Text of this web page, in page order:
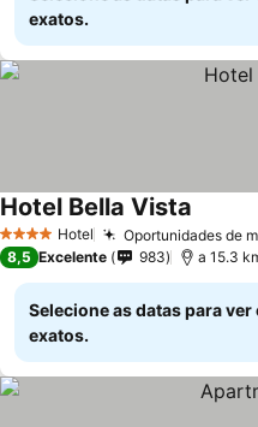
exatos.
4 EstrelasHotel Oportunidades de
Hotel Bella Vista
8,5 Excelente 983 a 15.3
Selecione as datas para
exatos.